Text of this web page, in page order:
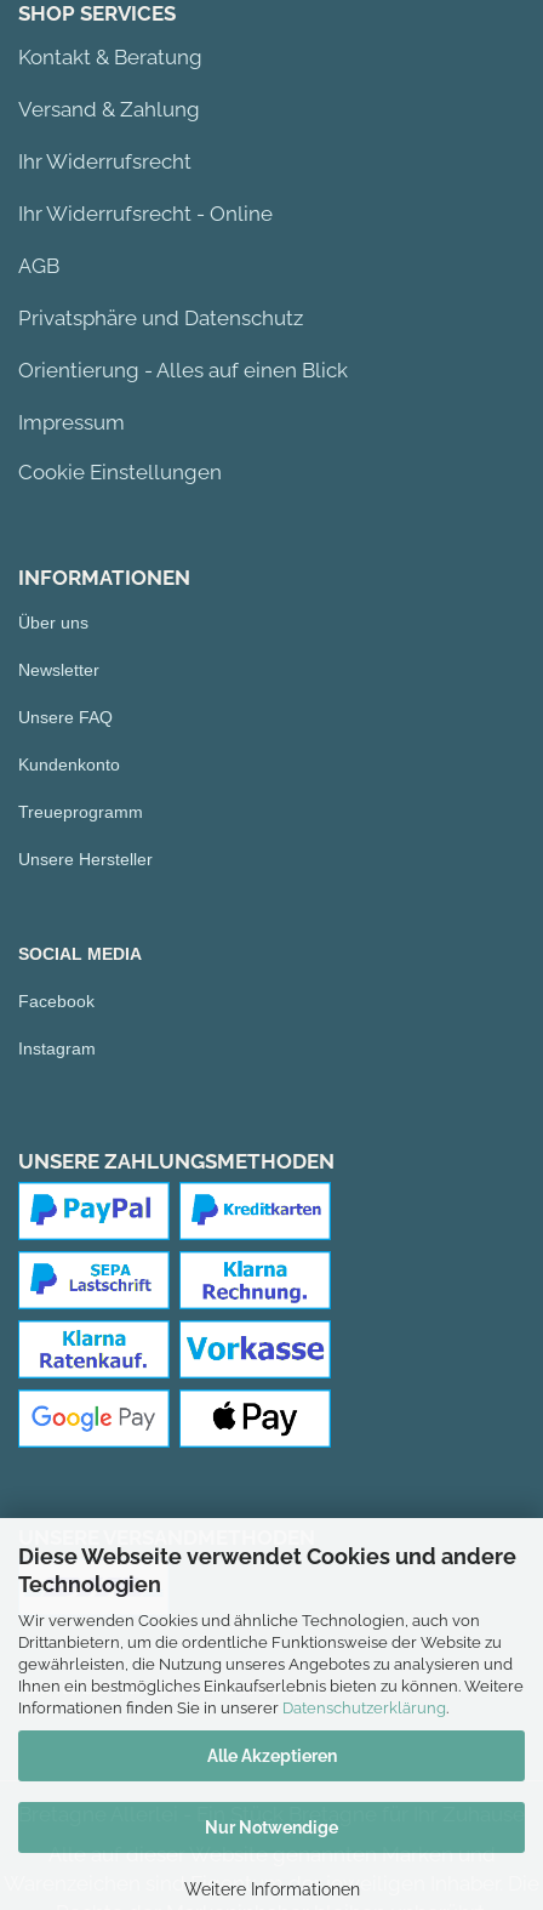
Diese Webseite verwendet Cookies und andere
Technologien
Wir verwenden Cookies und ähnliche Technologien, auch von
Drittanbietern, um die ordentliche Funktionsweise der Website zu
gewährleisten, die Nutzung unseres Angebotes zu analysieren und
Ihnen ein bestmögliches Einkaufserlebnis bieten zu können. Weitere
Informationen finden Sie in unserer Datenschutzerklärung.
Alle Akzeptieren
Nur Notwendige
Weitere Informationen
SHOP SERVICES
Kontakt & Beratung
Versand & Zahlung
Ihr Widerrufsrecht
Ihr Widerrufsrecht - Online
AGB
Privatsphäre und Datenschutz
Orientierung - Alles auf einen Blick
Impressum
Cookie Einstellungen
INFORMATIONEN
Über uns
Newsletter
Unsere FAQ
Kundenkonto
Treueprogramm
Unsere Hersteller
SOCIAL MEDIA
Facebook
Instagram
UNSERE ZAHLUNGSMETHODEN
*Gilt für Lieferungen nach Deutschland.
Bretagne Allerlei - Ein Stück Bretagne für Ihr Zuhause
Alle auf dieser Website genannten Marken und
Warenzeichen sind Eigentum der jeweiligen Inhaber. Die